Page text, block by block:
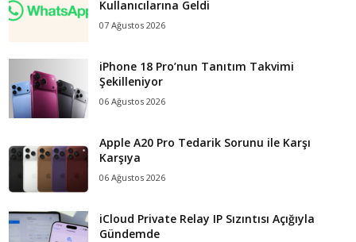
Kullanıcılarına Geldi
07 Ağustos 2026
iPhone 18 Pro’nun Tanıtım Takvimi
Şekilleniyor
06 Ağustos 2026
Apple A20 Pro Tedarik Sorunu ile Karşı
Karşıya
06 Ağustos 2026
iCloud Private Relay IP Sızıntısı Açığıyla
Gündemde